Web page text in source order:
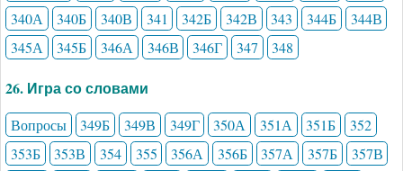
340А
340Б 340В 341 342Б 342В 343 344Б
344В
345А
345Б 346А 346В 346Г 347 348
26. Игра со словами
Вопросы 349Б 349В 349Г 350А 351А 351Б
352
353Б
353В 354 355 356А 356Б 357А 357Б
357В